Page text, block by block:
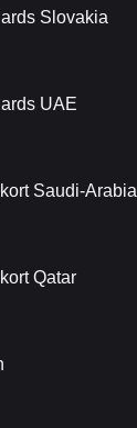
Slovakia
UAE
Saudi-Arabia
Qatar